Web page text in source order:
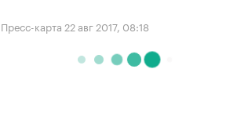
Пресс-карта 22 авг 2017, 08:18